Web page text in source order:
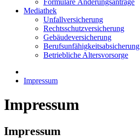
Formulare Änderungsanträge
Mediathek
Unfallversicherung
Rechtsschutzversicherung
Gebäudeversicherung
Berufsunfähigkeitsabsicherung
Betriebliche Altersvorsorge
Impressum
Impressum
Impressum